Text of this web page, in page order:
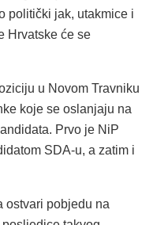
politički jak, utakmice i
Hrvatske će se
u Novom Travniku
koje se oslanjaju na
Prvo je NiP
SDA-u, a zatim i
ostvari pobjedu na